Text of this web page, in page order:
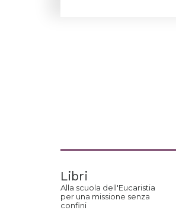
Libri
Alla scuola dell'Eucaristia
per una missione senza
confini